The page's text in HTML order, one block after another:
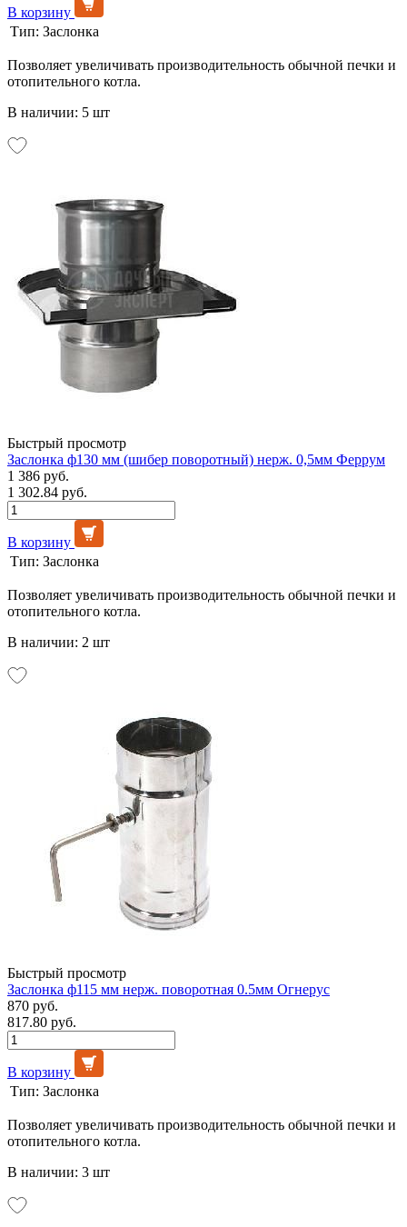
В корзину
Тип: Заслонка
Позволяет увеличивать производительность обычной печки и
отопительного котла.
В наличии: 5 шт
Быстрый просмотр
Заслонка ф130 мм (шибер поворотный) нерж. 0,5мм Феррум
1 386 руб.
1 302.84 руб.
В корзину
Тип: Заслонка
Позволяет увеличивать производительность обычной печки и
отопительного котла.
В наличии: 2 шт
Быстрый просмотр
Заслонка ф115 мм нерж. поворотная 0.5мм Огнерус
870 руб.
817.80 руб.
В корзину
Тип: Заслонка
Позволяет увеличивать производительность обычной печки и
отопительного котла.
В наличии: 3 шт